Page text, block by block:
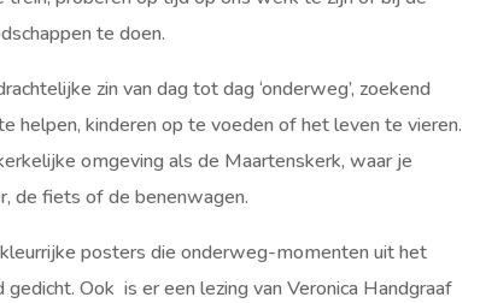
te doen.
zin van dag tot dag ‘onderweg’, zoekend
helpen, kinderen op te voeden of het leven te vieren.
omgeving als de Maartenskerk, waar je
de fiets of de benenwagen.
posters die onderweg-momenten uit het
Ook is er een lezing van Veronica Handgraaf